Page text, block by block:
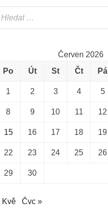
Červen 2026
Po
Út St Čt Pá
1 2 3 4 5
8 9 10 11 12
15 16 17 18 19
22 23 24 25 26
29 30
Kvě Čvc »